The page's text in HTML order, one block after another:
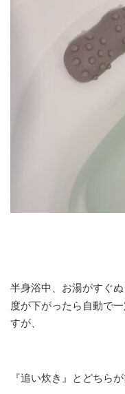
半身浴中、お湯がすぐ
度が下がったら自動で
すが、
『追い炊き』とどちら